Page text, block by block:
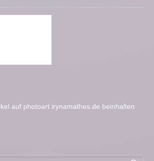
auf photoart.irynamathes.de beinhalten